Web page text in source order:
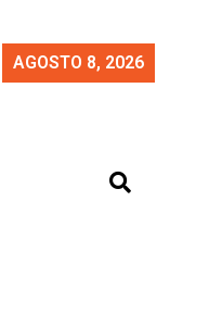
AGOSTO 8, 2026